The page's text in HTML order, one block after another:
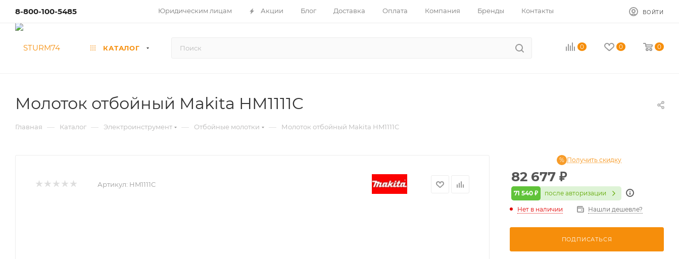
8-800-100-5485 Юридическим лицам Акции Блог Доставка Оплата Компания Бренды Контакты ВОЙТИ
КАТАЛОГ 0 0 0
Молоток отбойный Makita HM1111C
Главная — Каталог — Электроинструмент — Отбойные молотки — Молоток отбойный Makita HM1111C
Артикул: HM1111C 82 677 ₽
71 540 ₽ после авторизации
Получить скидку
Нет в наличии Нашли дешевле?
ПОДПИСАТЬСЯ